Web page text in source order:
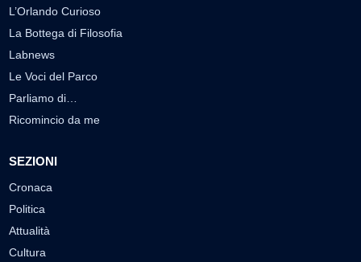
L’Orlando Curioso
La Bottega di Filosofia
Labnews
Le Voci del Parco
Parliamo di…
Ricomincio da me
SEZIONI
Cronaca
Politica
Attualità
Cultura